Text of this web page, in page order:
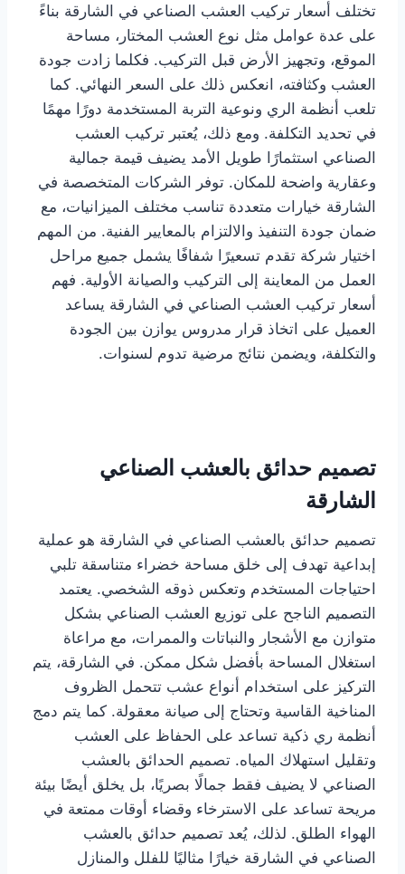
تختلف أسعار تركيب العشب الصناعي في الشارقة بناءً
على عدة عوامل مثل نوع العشب المختار، مساحة
الموقع، وتجهيز الأرض قبل التركيب. فكلما زادت جودة
العشب وكثافته، انعكس ذلك على السعر النهائي. كما
تلعب أنظمة الري ونوعية التربة المستخدمة دورًا مهمًا
في تحديد التكلفة. ومع ذلك، يُعتبر تركيب العشب
الصناعي استثمارًا طويل الأمد يضيف قيمة جمالية
وعقارية واضحة للمكان. توفر الشركات المتخصصة في
الشارقة خيارات متعددة تناسب مختلف الميزانيات، مع
ضمان جودة التنفيذ والالتزام بالمعايير الفنية. من المهم
اختيار شركة تقدم تسعيرًا شفافًا يشمل جميع مراحل
العمل من المعاينة إلى التركيب والصيانة الأولية. فهم
أسعار تركيب العشب الصناعي في الشارقة يساعد
العميل على اتخاذ قرار مدروس يوازن بين الجودة
والتكلفة، ويضمن نتائج مرضية تدوم لسنوات.
تصميم حدائق بالعشب الصناعي
الشارقة
تصميم حدائق بالعشب الصناعي في الشارقة هو عملية
إبداعية تهدف إلى خلق مساحة خضراء متناسقة تلبي
احتياجات المستخدم وتعكس ذوقه الشخصي. يعتمد
التصميم الناجح على توزيع العشب الصناعي بشكل
متوازن مع الأشجار والنباتات والممرات، مع مراعاة
استغلال المساحة بأفضل شكل ممكن. في الشارقة، يتم
التركيز على استخدام أنواع عشب تتحمل الظروف
المناخية القاسية وتحتاج إلى صيانة معقولة. كما يتم دمج
أنظمة ري ذكية تساعد على الحفاظ على العشب
وتقليل استهلاك المياه. تصميم الحدائق بالعشب
الصناعي لا يضيف فقط جمالًا بصريًا، بل يخلق أيضًا بيئة
مريحة تساعد على الاسترخاء وقضاء أوقات ممتعة في
الهواء الطلق. لذلك، يُعد تصميم حدائق بالعشب
الصناعي في الشارقة خيارًا مثاليًا للفلل والمنازل